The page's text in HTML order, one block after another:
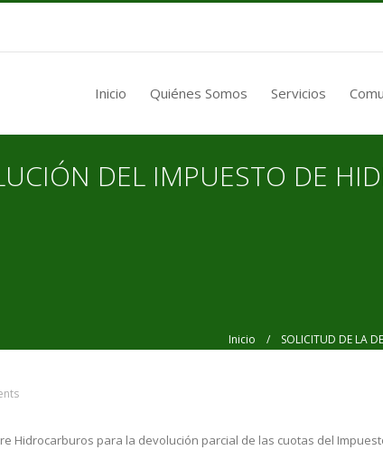
Inicio Quiénes Somos Servicios
DEL IMPUESTO DE
Inicio / SOLICITUD DE LA
Hidrocarburos para la devolución parcial de las cuotas del